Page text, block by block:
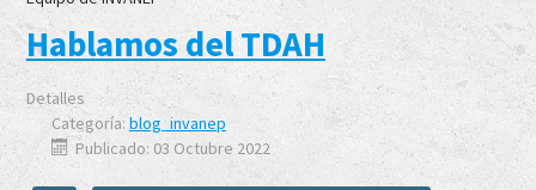
Hablamos del TDAH
Detalles
Categoría: blog_invanep
Publicado: 03 Octubre 2022